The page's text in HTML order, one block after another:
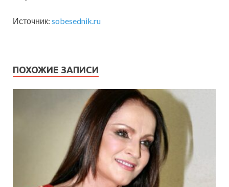
Источник: sobesednik.ru
ПОХОЖИЕ ЗАПИСИ